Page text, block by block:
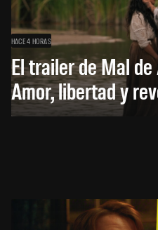
HACE 4 HORAS
El trailer de Mal
Amor, libertad y